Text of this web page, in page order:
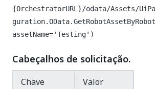
{OrchestratorURL}/odata/Assets/
assetName='Testing')
Cabeçalhos de solicitação.
Chave
Valor